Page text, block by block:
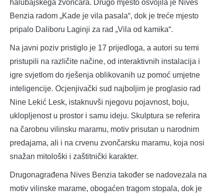
halubajskega zvončara. Drugo mjesto osvojila je Nives
Benzia radom „Kade je vila pasala“, dok je treće mjesto
pripalo Daliboru Laginji za rad „Vila od kamika“.
Na javni poziv pristiglo je 17 prijedloga, a autori su temi
pristupili na različite načine, od interaktivnih instalacija i
igre svjetlom do rješenja oblikovanih uz pomoć umjetne
inteligencije. Ocjenjivački sud najboljim je proglasio rad
Nine Lekić Lesk, istaknuvši njegovu pojavnost, boju,
uklopljenost u prostor i samu ideju. Skulptura se referira
na čarobnu vilinsku maramu, motiv prisutan u narodnim
predajama, ali i na crvenu zvončarsku maramu, koja nosi
snažan mitološki i zaštitnički karakter.
Drugonagrađena Nives Benzia također se nadovezala na
motiv vilinske marame, obogaćen tragom stopala, dok je